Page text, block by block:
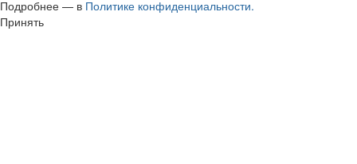
Подробнее — в Политике конфиденциальности.
Принять